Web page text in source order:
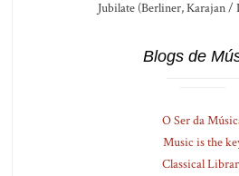
Jubilate (Berliner, Karajan /
Blogs de
O Ser da
Music is the
Classical